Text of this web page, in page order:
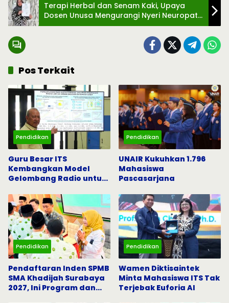
Terapi Herbal dan Senam Kaki, Upaya
Dosen Unusa Mengurangi Nyeri Neuropati
Diabetes
Pos Terkait
Pendidikan
Guru Besar ITS
Kembangkan Model
Gelombang Radio untuk
Darurat
Pendidikan
UNAIR Kukuhkan 1.796
Mahasiswa
Pascasarjana
Pendidikan
Pendaftaran Inden SPMB
SMA Khadijah Surabaya
2027, Ini Program dan
Pendidikan
Wamen Diktisaintek
Minta Mahasiswa ITS Tak
Terjebak Euforia AI